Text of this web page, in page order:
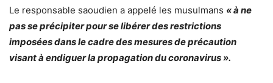
Le responsable saoudien a appelé les musulmans « à ne
pas se précipiter pour se libérer des restrictions
imposées dans le cadre des mesures de précaution
visant à endiguer la propagation du coronavirus ».